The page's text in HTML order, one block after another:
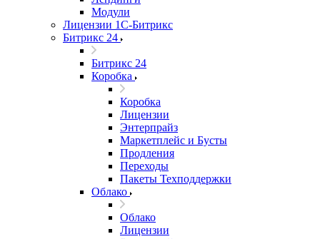
Модули
Лицензии 1С-Битрикс
Битрикс 24
Битрикс 24
Коробка
Коробка
Лицензии
Энтерпрайз
Маркетплейс и Бусты
Продления
Переходы
Пакеты Техподдержки
Облако
Облако
Лицензии